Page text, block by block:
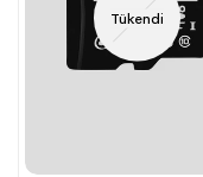
Tükendi